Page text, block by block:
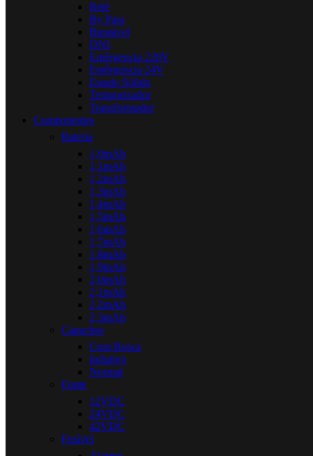
Relé
By Pass
Biestável
DNI
Emêrgencia 220V
Emêrgencia 24V
Estado Sólido
Temporizador
Transformador
Componentes
Bateria
1,0mAh
1,1mAh
1,2mAh
1,3mAh
1,4mAh
1,5mAh
1,6mAh
1,7mAh
1,8mAh
1,9mAh
2,0mAh
2,1mAh
2,2mAh
2,3mAh
Capacitor
Com Rosca
Indutivo
Normal
Fonte
12VDC
24VDC
42VDC
Fusível